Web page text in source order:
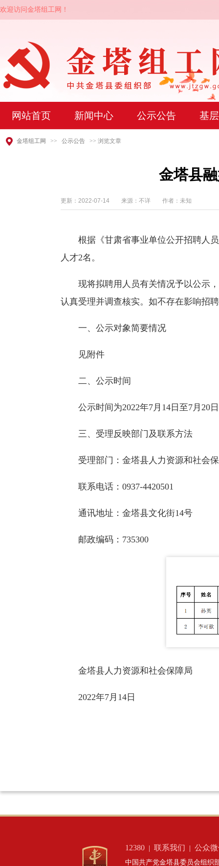
欢迎访问金塔组工网！
网站首页 新闻中心 公示公告 基
金塔组工网 >> 公示公告 >> 浏览文章
金塔县
更新： 2022-07-14 来源：不详 作者：未知
根据《甘肃省事业单位公开招聘人员
人才2名。
现将拟聘用人员有关情况予以公示，
认真受理并调查核实。如不存在影响招
一、公示对象简要情况
见附件
二、公示时间
公示时间为2022年7月14日至7月20
三、受理反映部门及联系方法
受理部门：金塔县人力资源和社会
联系电话：0937-4420501
通讯地址：金塔县文化街14号
邮政编码：735300
金塔县人力资源和社会保障局
2022年7月14日
12380 联系我们 公众
中国共产党金塔县委员会组织